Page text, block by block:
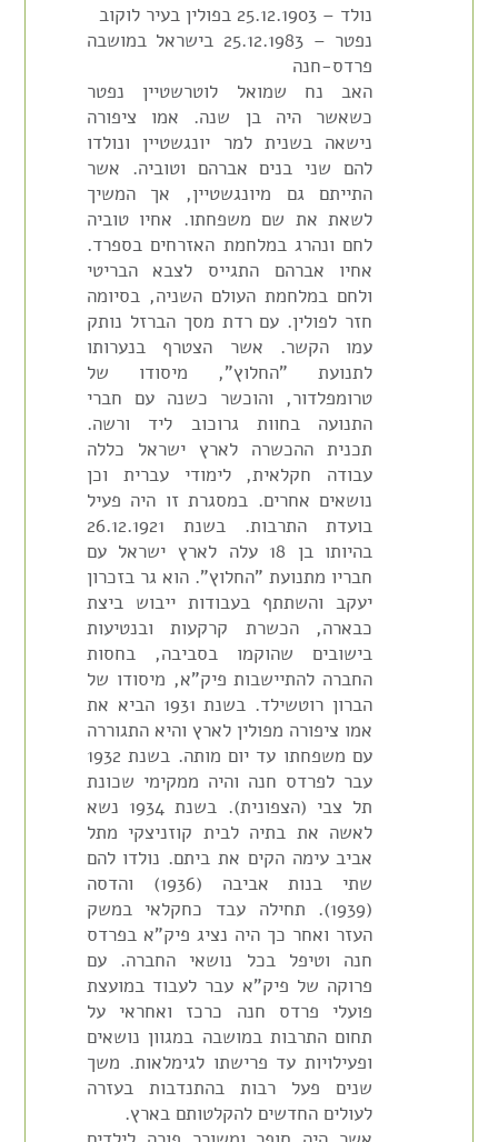
נולד – 25.12.1903 בפולין בעיר לוקוב
נפטר – 25.12.1983 בישראל במושבה
פרדס-חנה
האב נח שמואל לוטרשטיין נפטר
כשאשר היה בן שנה. אמו ציפורה
נישאה בשנית למר יונגשטיין ונולדו
להם שני בנים אברהם וטוביה. אשר
התייתם גם מיונגשטיין, אך המשיך
לשאת את שם משפחתו. אחיו טוביה
לחם ונהרג במלחמת האזרחים בספרד.
אחיו אברהם התגייס לצבא הבריטי
ולחם במלחמת העולם השניה, בסיומה
חזר לפולין. עם רדת מסך הברזל נותק
עמו הקשר. אשר הצטרף בנערותו
לתנועת "החלוץ", מיסודו של
טרומפלדור, והוכשר כשנה עם חברי
התנועה בחוות גרוכוב ליד ורשה.
תכנית ההכשרה לארץ ישראל כללה
עבודה חקלאית, לימודי עברית וכן
נושאים אחרים. במסגרת זו היה פעיל
בועדת התרבות. בשנת 26.12.1921
בהיותו בן 18 עלה לארץ ישראל עם
חבריו מתנועת "החלוץ". הוא גר בזכרון
יעקב והשתתף בעבודות ייבוש ביצת
כבארה, הכשרת קרקעות ובנטיעות
בישובים שהוקמו בסביבה, בחסות
החברה להתיישבות פיק"א, מיסודו של
הברון רוטשילד. בשנת 1931 הביא את
אמו ציפורה מפולין לארץ והיא התגוררה
עם משפחתו עד יום מותה. בשנת 1932
עבר לפרדס חנה והיה ממקימי שכונת
תל צבי (הצפונית). בשנת 1934 נשא
לאשה את בתיה לבית קוזניצקי מתל
אביב עימה הקים את ביתם. נולדו להם
שתי בנות אביבה (1936) והדסה
(1939). תחילה עבד כחקלאי במשק
העזר ואחר כך היה נציג פיק"א בפרדס
חנה וטיפל בכל נושאי החברה. עם
פרוקה של פיק"א עבר לעבוד במועצת
פועלי פרדס חנה כרכז ואחראי על
תחום התרבות במושבה במגוון נושאים
ופעילויות עד פרישתו לגימלאות. משך
שנים פעל רבות בהתנדבות בעזרה
לעולים החדשים להקלטותם בארץ.